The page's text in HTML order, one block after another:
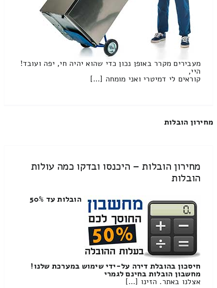
מעבירים מקרר באופן נכון כדי שהוא יהיה חי, יפה ועובד!
היי,
קוראים לי דמיטרי ואני מומחה […]
מחירון הובלות
מחירון הובלות – היכנסו ובדקו כמה עולות
הובלות
הובלות עד 50%
חיסכון בהובלת דירה על-ידי שימוש במערכת שלנו!
מחשבון הובלות בחינם לגמרי
אצלנו באתר. הזינו […]